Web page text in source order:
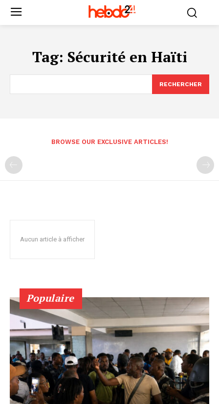
Tag: Sécurité en Haïti
RECHERCHER
BROWSE OUR EXCLUSIVE ARTICLES!
Aucun article à afficher
Populaire